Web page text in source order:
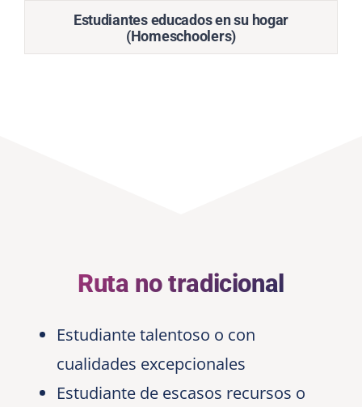
Estudiantes educados en su hogar
(Homeschoolers)
Ruta no tradicional
Estudiante talentoso o con
cualidades excepcionales
Estudiante de escasos recursos o